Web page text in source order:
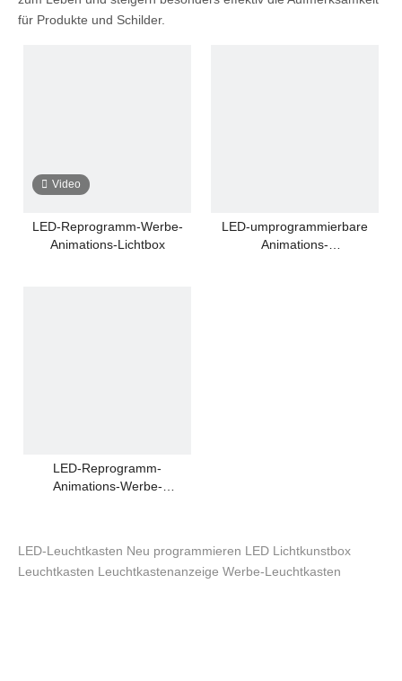
für Produkte und Schilder.
Video
LED-Reprogramm-Werbe-
Animations-Lichtbox
LED-umprogrammierbare
Animations-
LED-Reprogramm-
Animations-Werbe-
LED-Leuchtkasten Neu programmieren LED Lichtkunstbox
Leuchtkasten Leuchtkastenanzeige Werbe-Leuchtkasten